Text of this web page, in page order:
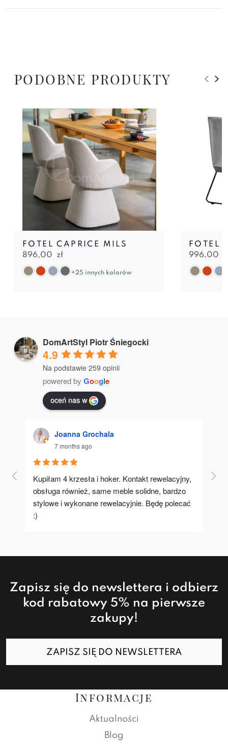
PODOBNE PRODUKTY
FOTEL CAPRICE MILS
896,00 zł
+25 innych kolorów
FOTEL
996,00
DomArtStyl Piotr Śniegocki
4.9
Na podstawie 259 opinii
powered by Google
oceń nas w
Joanna Grochala
7 months ago
Kupiłam 4 krzesła i hoker. Kontakt rewelacyjny,
obsługa również, same meble solidne, bardzo
stylowe i wykonane rewelacyjnie. Będę polecać
:)
A
Zapisz się do newslettera i odbierz
kod rabatowy 5% na pierwsze
zakupy!
ZAPISZ SIĘ DO NEWSLETTERA
Informacje
Aktualności
Blog